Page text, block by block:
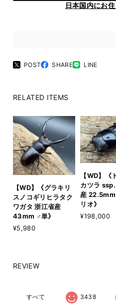
日本国内にお
POST SHARE LINE
RELATED ITEMS
【WD】《グラキリ
スノコギリヒラタク
ワガタ 浙江省産
43mm ♂単》
¥5,980
【WD】《
カツラ
産
リオ》
¥198,000
REVIEW
すべて 3438